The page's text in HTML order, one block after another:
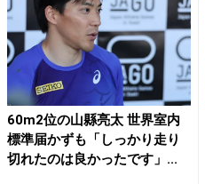
60m2位の山縣亮太 世界室内
標準届かずも「しっかり走り
切れたのは良かったです」...